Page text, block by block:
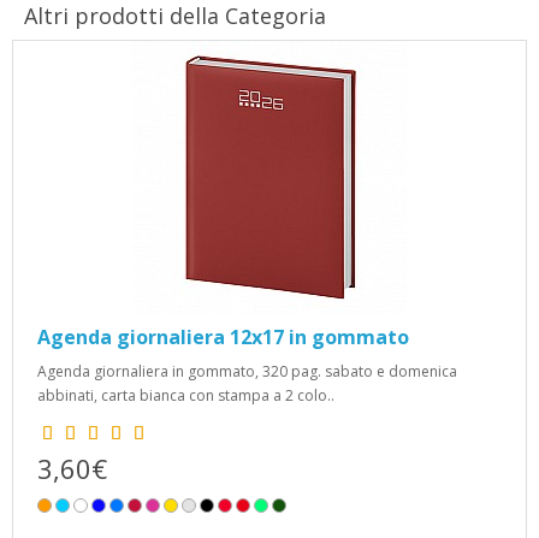
Altri prodotti della Categoria
Agenda giornaliera 12x17 in gommato
Agenda giornaliera in gommato, 320 pag. sabato e domenica
abbinati, carta bianca con stampa a 2 colo..
3,60€